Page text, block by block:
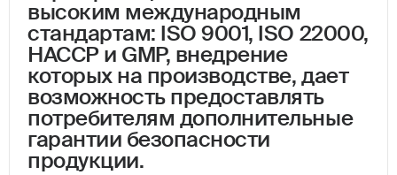
высоким международным
стандартам: ISO 9001, ISO 22000,
НАССР и GMP, внедрение
которых на производстве, дает
возможность предоставлять
потребителям дополнительные
гарантии безопасности
продукции.